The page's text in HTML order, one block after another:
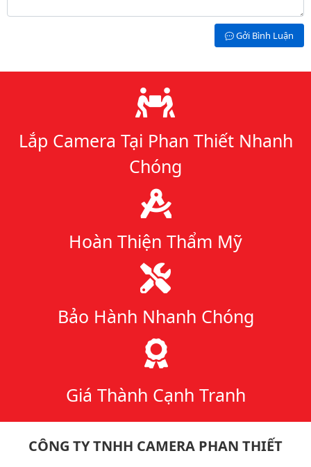
Gởi Bình Luận
Lý do chọn chúng tôi
Lắp Camera Tại Phan Thiết Nhanh
Chóng
Hoàn Thiện Thẩm Mỹ
Bảo Hành Nhanh Chóng
Giá Thành Cạnh Tranh
CÔNG TY TNHH CAMERA PHAN THIẾT